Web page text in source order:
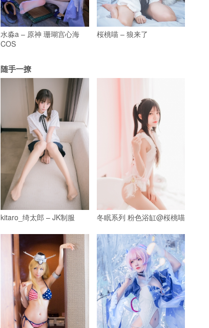
水淼a – 原神 珊瑚宫心海
COS
桜桃喵 – 狼来了
随手一撩
kitaro_绮太郎 – JK制服 冬眠系列 粉色浴缸@桜桃喵